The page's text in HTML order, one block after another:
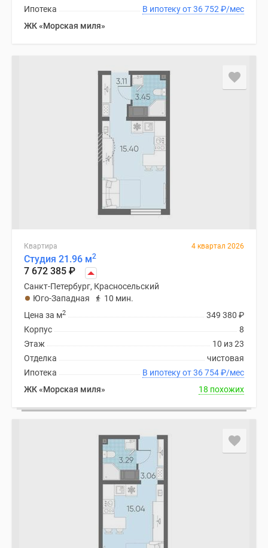
В ипотеку от 36 752 ₽/мес
Ипотека
ЖК «Морская миля»
Квартира 4 квартал 2026
Студия 21.96 м2
7 672 385 ₽
Санкт-Петербург, Красносельский
Юго-Западная
10 мин.
349 380 ₽
Цена за м2
8
Корпус
10 из 23
Этаж
чистовая
Отделка
В ипотеку от 36 754₽/мес
Ипотека
ЖК «Морская миля»
18 похожих